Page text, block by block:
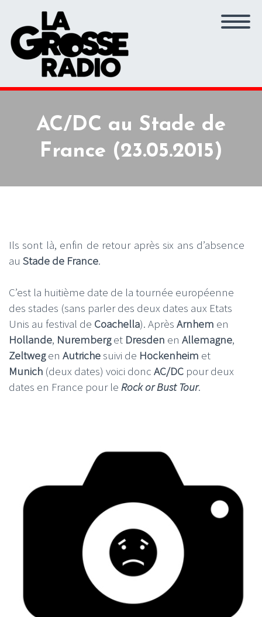
AC/DC au Stade de
France (23.05.2015)
Ils sont là, enfin de retour après six ans d’absence
au Stade de France.
C’est la huitième date de la tournée européenne
des stades (sans parler des deux dates aux Etats
Unis au festival de Coachella). Après Arnhem en
Hollande, Nuremberget Dresden en Allemagne,
Zeltwegen Autrichesuivi de Hockenheim et
Munich (deux dates) voici donc AC/DC pour deux
dates en France pour le Rock or Bust Tour.